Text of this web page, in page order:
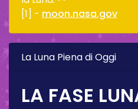
[1] - moon.nasa.gov
La Luna Piena di Oggi
LA FASE